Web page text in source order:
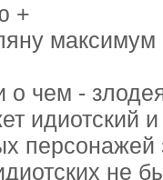
+
о чем -
идиотский
не